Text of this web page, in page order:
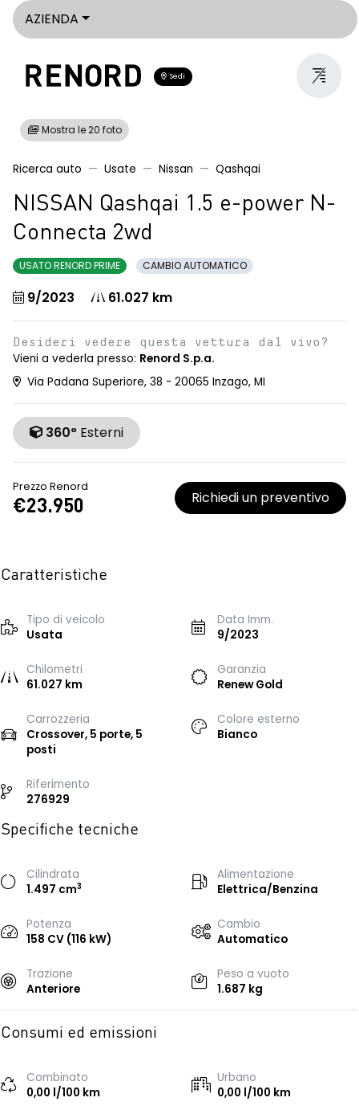
AZIENDA
Sedi
Mostra le 20 foto
Ricerca auto Usate Nissan Qashqai
NISSAN Qashqai 1.5 e-power N-
Connecta 2wd
USATO RENORD PRIME CAMBIO AUTOMATICO
9/2023 61.027 km
Desideri vedere questa vettura dal vivo?
Vieni a vederla presso: Renord S.p.a.
Via Padana Superiore, 38 - 20065 Inzago, MI
360° Esterni
Prezzo Renord
€23.950 Richiedi un preventivo
Caratteristiche
Tipo di veicolo
Usata
Data Imm.
9/2023
Chilometri
61.027 km
Garanzia
Renew Gold
Carrozzeria
Crossover, 5 porte, 5
posti
Colore esterno
Bianco
Riferimento
276929
Specifiche tecniche
Cilindrata
1.497 cm3
Alimentazione
Elettrica/Benzina
Potenza
158 CV (116 kW)
Cambio
Automatico
Trazione
Anteriore
Peso a vuoto
1.687 kg
Consumi ed emissioni
Combinato
0,00 l/100 km
Urbano
0,00 l/100 km